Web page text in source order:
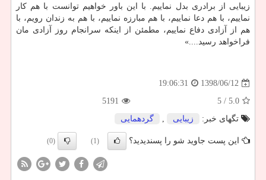
زیبایی از برادری بدل نماییم. با این باور خواهیم توانست با هم كار
نماییم، با هم دعا نماییم، با هم مبارزه نماییم، با هم به زندان رویم، با
هم از آزادی دفاع نماییم، مطمئن از اینكه سرانجام روز آزادی مان
فراخواهد رسید....»
1398/06/12
19:06:31
5.0
/ 5
5191
تگهای خبر:
زیبایی , گردهمایی
این پست جاوید شو را پسندیدید؟ (1)
(0)